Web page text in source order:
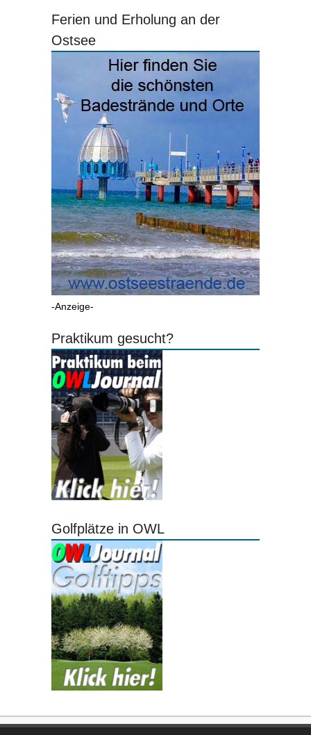
Ferien und Erholung an der
Ostsee
-Anzeige-
Praktikum gesucht?
Golfplätze in OWL